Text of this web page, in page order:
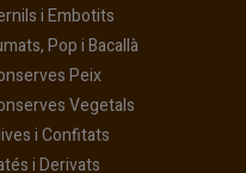
i Embotits
Pop i Bacallà(current)
Peix(current)
Vegetals
i Confitats
i Derivats